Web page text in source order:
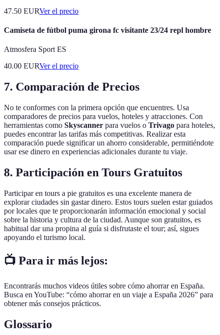
47.50 EURVer el precio
Camiseta de fútbol puma girona fc visitante 23/24 repl hombre
Atmosfera Sport ES
40.00 EURVer el precio
7. Comparación de Precios
No te conformes con la primera opción que encuentres. Usa
comparadores de precios para vuelos, hoteles y atracciones. Con
herramientas como Skyscanner para vuelos o Trivago para hoteles,
puedes encontrar las tarifas más competitivas. Realizar esta
comparación puede significar un ahorro considerable, permitiéndote
usar ese dinero en experiencias adicionales durante tu viaje.
8. Participación en Tours Gratuitos
Participar en tours a pie gratuitos es una excelente manera de
explorar ciudades sin gastar dinero. Estos tours suelen estar guiados
por locales que te proporcionarán información emocional y social
sobre la historia y cultura de la ciudad. Aunque son gratuitos, es
habitual dar una propina al guía si disfrutaste el tour; así, sigues
apoyando el turismo local.
📺 Para ir más lejos:
Encontrarás muchos videos útiles sobre cómo ahorrar en España.
Busca en YouTube: “cómo ahorrar en un viaje a España 2026” para
obtener más consejos prácticos.
Glossario